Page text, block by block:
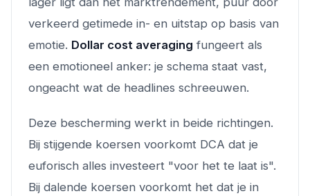
verkeerd getimede in- en uitstap op basis van
emotie. Dollar cost averaging fungeert als
een emotioneel anker: je schema staat vast,
ongeacht wat de headlines schreeuwen.
Deze bescherming werkt in beide richtingen.
Bij stijgende koersen voorkomt DCA dat je
euforisch alles investeert "voor het te laat is".
Bij dalende koersen voorkomt het dat je in